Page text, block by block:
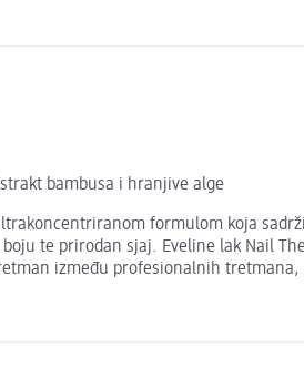
bambusa i hranjive alge
formulom koja
te prirodan sjaj. Eveline lak Nail
između profesionalnih